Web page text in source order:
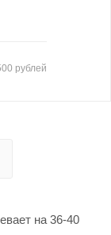
рублей
на 36-40